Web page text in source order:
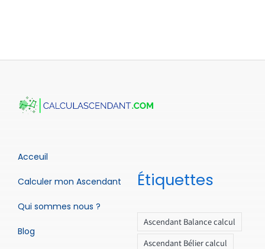
Acceuil
Calculer mon Ascendant
Qui sommes nous ?
Blog
Étiquettes
Ascendant Balance calcul
Ascendant Bélier calcul